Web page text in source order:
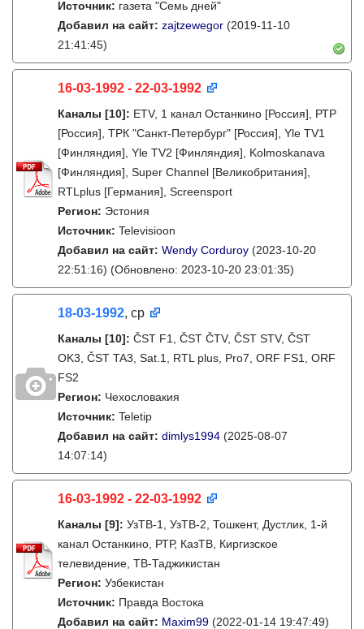
Источник: газета "Семь дней"
Добавил на сайт: zajtzewegor (2019-11-10
21:41:45)
16-03-1992 - 22-03-1992
Каналы [10]: ETV, 1 канал Останкино [Россия], РТР
[Россия], ТРК "Санкт-Петербург" [Россия], Yle TV1
[Финляндия], Yle TV2 [Финляндия], Kolmoskanava
[Финляндия], Super Channel [Великобритания],
RTLplus [Германия], Screensport
Регион: Эстония
Источник: Televisioon
Добавил на сайт: Wendy Corduroy (2023-10-20
22:51:16) (Обновлено: 2023-10-20 23:01:35)
18-03-1992, ср
Каналы [10]: ČST F1, ČST ČTV, ČST STV, ČST
OK3, ČST TA3, Sat.1, RTL plus, Pro7, ORF FS1, ORF
FS2
Регион: Чехословакия
Источник: Teletip
Добавил на сайт: dimlys1994 (2025-08-07
14:07:14)
16-03-1992 - 22-03-1992
Каналы [9]: УзТВ-1, УзТВ-2, Тошкент, Дустлик, 1-й
канал Останкино, РТР, КазТВ, Киргизское
телевидение, ТВ-Таджикистан
Регион: Узбекистан
Источник: Правда Востока
Добавил на сайт: Maxim99 (2022-01-14 19:47:49)